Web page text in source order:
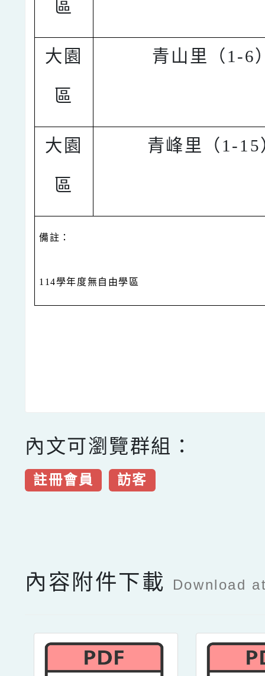
區
大園
區
青山里（1-6
大園
區
青峰里（1-15
備註：
114學年度無自由學區
內文可瀏覽群組：
註冊會員 訪客
內容附件下載 Download